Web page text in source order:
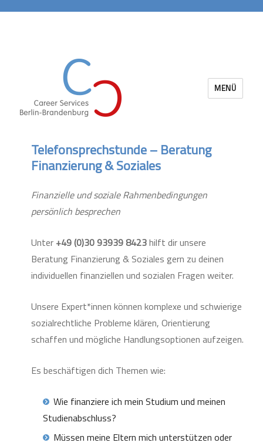
MENÜ
Telefonsprechstunde – Beratung
Finanzierung & Soziales
Finanzielle und soziale Rahmenbedingungen
persönlich besprechen
Unter +49 (0)30 93939 8423hilft dir unsere
Beratung Finanzierung & Soziales gern zu deinen
individuellen finanziellen und sozialen Fragen weiter.
Unsere Expert*innen können komplexe und schwierige
sozialrechtliche Probleme klären, Orientierung
schaffen und mögliche Handlungsoptionen aufzeigen.
Es beschäftigen dich Themen wie:
Wie finanziere ich mein Studium und meinen
Studienabschluss?
Müssen meine Eltern mich unterstützen oder